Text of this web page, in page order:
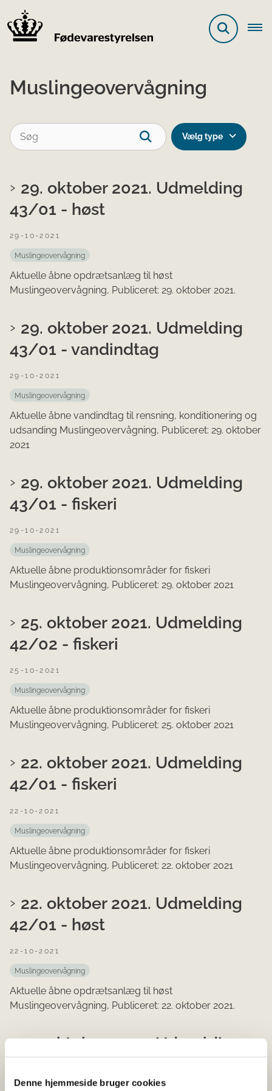
Denne hjemmeside bruger cookies
Muslingeovervågning
Vælg type
29. oktober 2021. Udmelding
43/01 - høst
29-10-2021
Muslingeovervågning
Aktuelle åbne opdrætsanlæg til høst
Muslingeovervågning, Publiceret: 29. oktober 2021.
29. oktober 2021. Udmelding
43/01 - vandindtag
29-10-2021
Muslingeovervågning
Aktuelle åbne vandindtag til rensning, konditionering og
udsanding Muslingeovervågning, Publiceret: 29. oktober
2021
29. oktober 2021. Udmelding
43/01 - fiskeri
29-10-2021
Muslingeovervågning
Aktuelle åbne produktionsområder for fiskeri
Muslingeovervågning, Publiceret: 29. oktober 2021
25. oktober 2021. Udmelding
42/02 - fiskeri
25-10-2021
Muslingeovervågning
Aktuelle åbne produktionsområder for fiskeri
Muslingeovervågning, Publiceret: 25. oktober 2021
22. oktober 2021. Udmelding
42/01 - fiskeri
22-10-2021
Muslingeovervågning
Aktuelle åbne produktionsområder for fiskeri
Muslingeovervågning, Publiceret: 22. oktober 2021
22. oktober 2021. Udmelding
42/01 - høst
22-10-2021
Muslingeovervågning
Aktuelle åbne opdrætsanlæg til høst
Muslingeovervågning, Publiceret: 22. oktober 2021.
22. oktober 2021. Udmelding
42/01 - vandindtag